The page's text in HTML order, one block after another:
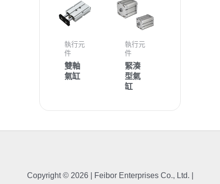
執行元
件
雙軸
氣缸
執行元
件
緊湊
型氣
缸
Copyright © 2026 | Feibor Enterprises Co., Ltd. |